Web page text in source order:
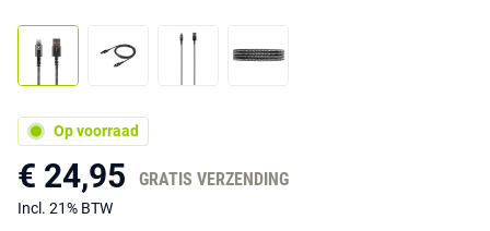
Op voorraad
€ 24,95 GRATIS VERZENDING
Incl. 21% BTW